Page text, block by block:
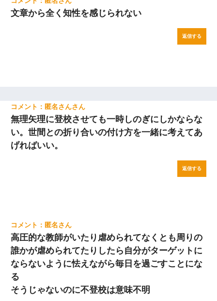
文章から全く知性を感じられない
返信する
匿名さん
無理矢理に登校させても一時しのぎにしかならな
い。世間との折り合いの付け方を一緒に考えてあ
げればいい。
返信する
匿名
高圧的な教師がいたり虐められてなくとも周りの
誰かが虐められてたりしたら自分がターゲットに
ならないように怯えながら毎日を過ごすことにな
る
そうじゃないのに不登校は意味不明